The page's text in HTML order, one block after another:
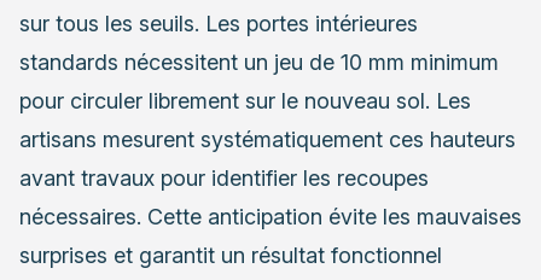
sur tous les seuils. Les portes intérieures
standards nécessitent un jeu de 10 mm minimum
pour circuler librement sur le nouveau sol. Les
artisans mesurent systématiquement ces hauteurs
avant travaux pour identifier les recoupes
nécessaires. Cette anticipation évite les mauvaises
surprises et garantit un résultat fonctionnel